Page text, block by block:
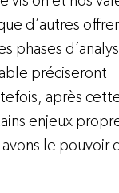
d’autres
phases
préciseront
après
enjeux
le pouvoir